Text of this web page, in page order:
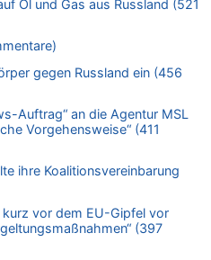
zu
drei Autofahrern das
zu
so niedrig wie noch nie
zu
des Pferdesports –
starke Springreiter
zu
drei Autofahrern das
Öl und Gas aus Russland (521
gegen Russland ein (456
Auftrag“ an die Agentur MSL
Vorgehensweise“ (411
ihre Koalitionsvereinbarung
vor dem EU-Gipfel vor
(397